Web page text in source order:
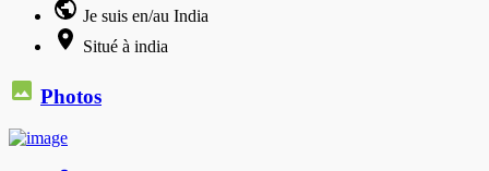
Je suis en/au India
Situé à india
Photos